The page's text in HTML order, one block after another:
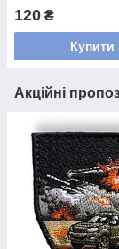
120 ₴
Купити
Акційні